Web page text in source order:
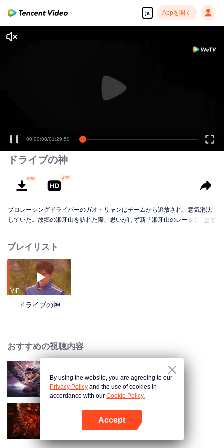
ja Appを開く
00:00:00/01:29:50
ドライブの神
プロレーシングドライバーのガオ・リャンはチームから追放され、意気消沈
していた。故郷の湘牙山を訪れた際、思いがけず新「湘牙山のレーシングゴ
に、二人は力を合わせ、村の復興をかけた重要なレースで勝利を掴み、共に
成長していく。
全て
プレイリスト
VIP
ドライブの神
おすすめの視聴内容
夢魔と霊蛇録
西遊記 天界の冥府町
By using the website, you are agreeing to our
Privacy Policy and the use of cookies in
accordance with our Cookie Policy.
Accept